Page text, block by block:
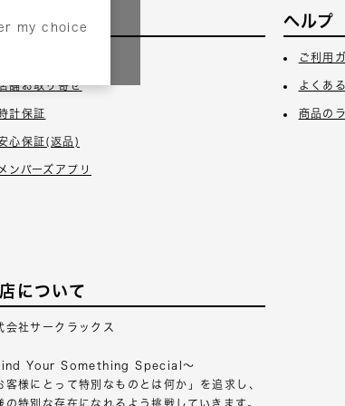
my choice
ービス
舗お取り寄せ
計保証
心保証(返品)
メンバーズアプリ
ヘルプ
ご利用
よくあ
商品の
について
会社サークラックス
Your Something Special～
客様にとって特別なものとは何か」を追求し、
の特別な存在になれるよう挑戦していきます。